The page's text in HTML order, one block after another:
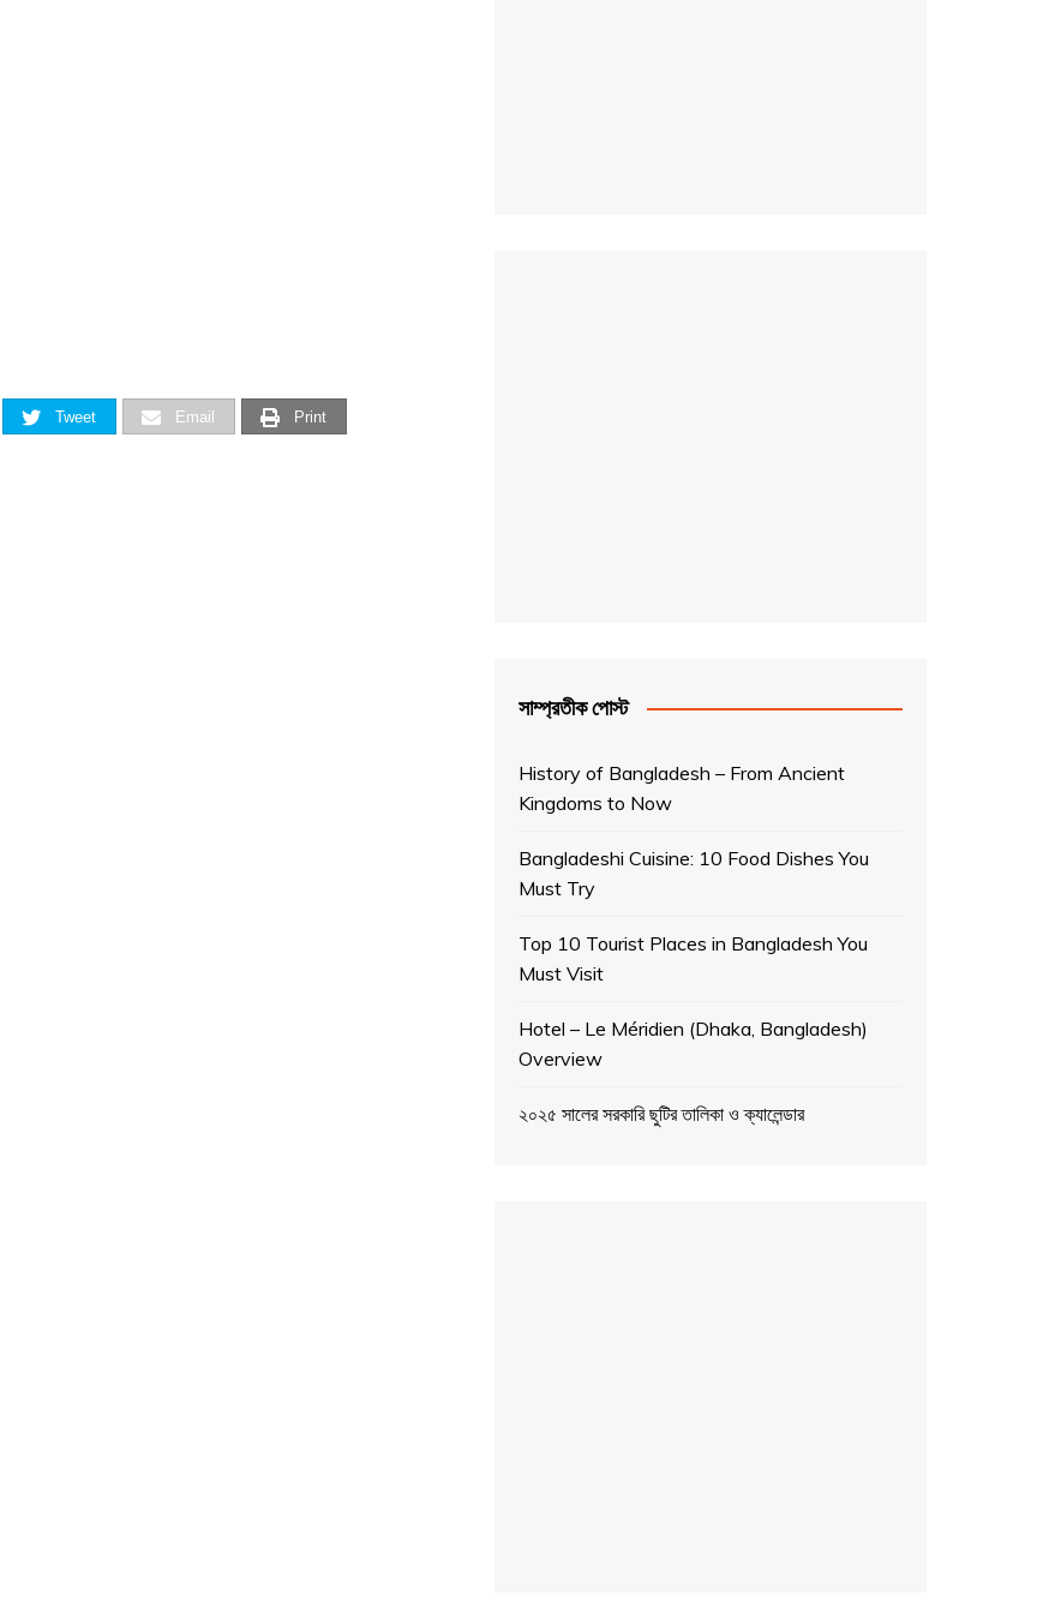
Tweet Email Print
সাম্প্রতীক পোস্ট
History of Bangladesh – From Ancient
Kingdoms to Now
Bangladeshi Cuisine: 10 Food Dishes You
Must Try
Top 10 Tourist Places in Bangladesh You
Must Visit
Hotel – Le Méridien (Dhaka, Bangladesh)
Overview
২০২৫ সালের সরকারি ছুটির তালিকা ও ক্যালেন্ডার